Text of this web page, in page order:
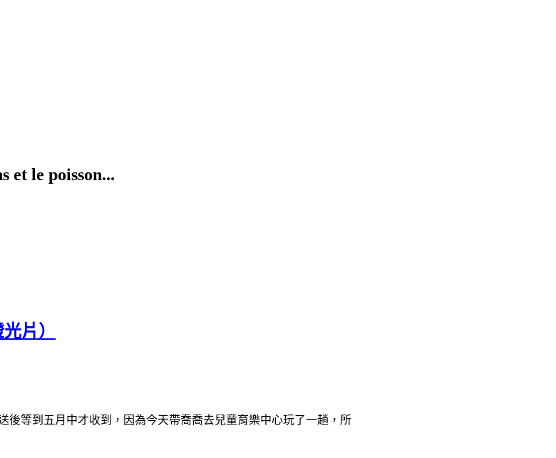
et le poisson...
片）
後等到五月中才收到，因為今天帶喬喬去兒童育樂中心玩了一趟，所